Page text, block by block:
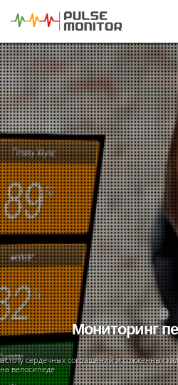
Мониторинг
сердечных сокращений и сожженных
велосипеде